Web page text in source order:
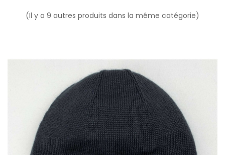
(Il y a 9 autres produits dans la même catégorie)